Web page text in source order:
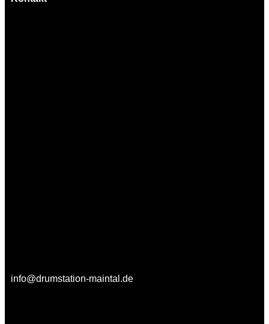
info@drumstation-maintal.de